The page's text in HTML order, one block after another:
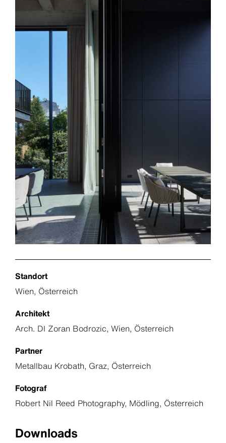
Standort
Wien, Österreich
Architekt
Arch. DI Zoran Bodrozic, Wien, Österreich
Partner
Metallbau Krobath, Graz, Österreich
Fotograf
Robert Nil Reed Photography, Mödling, Österreich
Downloads